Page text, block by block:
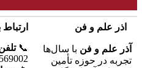
اذر علم و فن
آذر علم و فن با سال‌ها
تجربه در حوزه تأمین
ارتباط
📞